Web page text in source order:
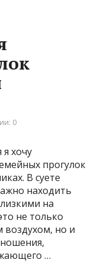
0
хочу
прогулок
В суете
находить
на
не только
но и
…